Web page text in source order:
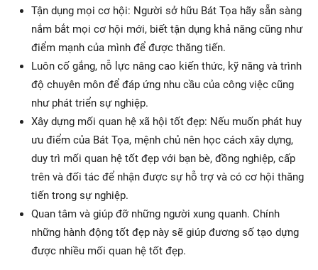
Tận dụng mọi cơ hội: Người sở hữu Bát Tọa hãy sẵn sàng
nắm bắt mọi cơ hội mới, biết tận dụng khả năng cũng như
điểm mạnh của mình để được thăng tiến.
Luôn cố gắng, nỗ lực nâng cao kiến thức, kỹ năng và trình
độ chuyên môn để đáp ứng nhu cầu của công việc cũng
như phát triển sự nghiệp.
Xây dựng mối quan hệ xã hội tốt đẹp: Nếu muốn phát huy
ưu điểm của Bát Tọa, mệnh chủ nên học cách xây dựng,
duy trì mối quan hệ tốt đẹp với bạn bè, đồng nghiệp, cấp
trên và đối tác để nhận được sự hỗ trợ và có cơ hội thăng
tiến trong sự nghiệp.
Quan tâm và giúp đỡ những người xung quanh. Chính
những hành động tốt đẹp này sẽ giúp đương số tạo dựng
được nhiều mối quan hệ tốt đẹp.